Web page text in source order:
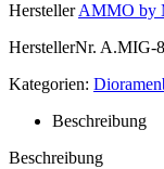
Hersteller AMMO by
HerstellerNr. A.MIG-
Kategorien:
Beschreibung
Beschreibung